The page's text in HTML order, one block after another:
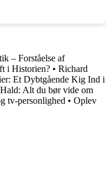
– Forståelse af
i Historien? • Richard
Et Dybtgående Kig Ind i
Alt du bør vide om
tv-personlighed • Oplev